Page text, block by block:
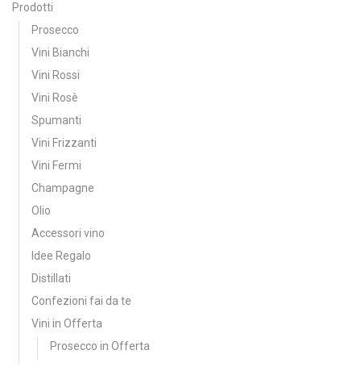
Prodotti
Prosecco
Vini Bianchi
Vini Rossi
Vini Rosè
Spumanti
Vini Frizzanti
Vini Fermi
Champagne
Olio
Accessori vino
Idee Regalo
Distillati
Confezioni fai da te
Vini in Offerta
Prosecco in Offerta